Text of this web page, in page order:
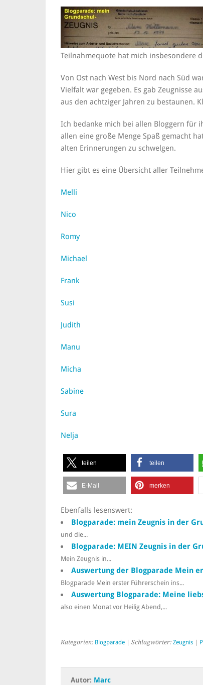
Teilnahmequote hat mich insbesondere
Von Ost nach West bis Nord nach Süd
Vielfalt war gegeben. Es gab Zeugnisse
aus den achtziger Jahren zu bestaunen.
Ich bedanke mich bei allen Bloggern für
allen eine große Menge Spaß gemacht
alten Erinnerungen zu schwelgen.
Hier gibt es eine Übersicht aller
Melli
Nico
Romy
Michael
Frank
Susi
Judith
Manu
Micha
Sabine
Sura
Nelja
teilen teilen
E-Mail merken
Ebenfalls lesenswert:
Blogparade: mein Zeugnis in der
und die...
Blogparade: MEIN Zeugnis in der
Mein Zeugnis in...
Auswertung der Blogparade Mein
Blogparade Mein erster Führerschein ins...
Auswertung Blogparade: Meine
also einen Monat vor Heilig Abend,...
Kategorien: Blogparade | Schlagwörter: Zeugnis
Autor: Marc